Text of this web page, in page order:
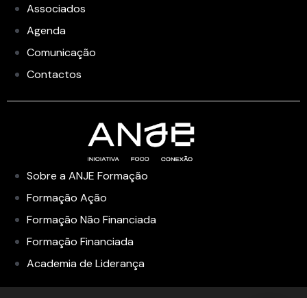
Associados
Agenda
Comunicação
Contactos
Sobre a ANJE Formação
Formação Ação
Formação Não Financiada
Formação Financiada
Academia de Liderança